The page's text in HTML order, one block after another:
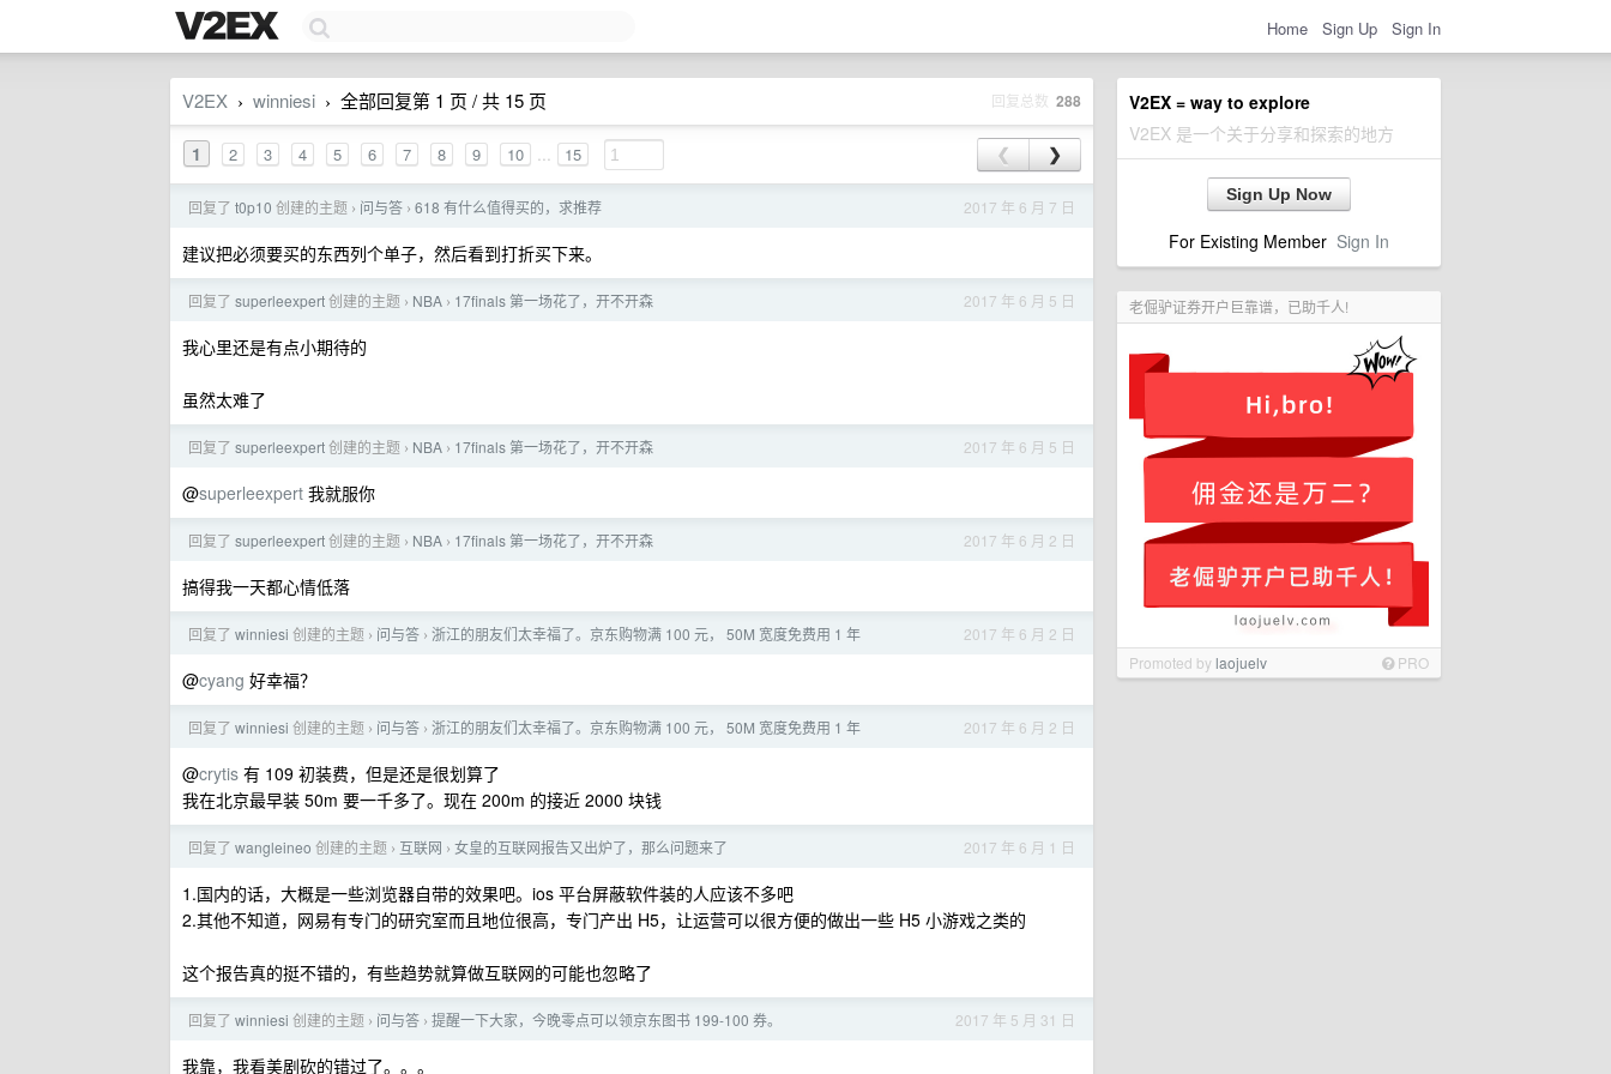
Home Sign Up Sign In
V2EX = way to explore
V2EX 是一个关于分享和探索的地方
Sign Up Now
For Existing Member Sign In
老倔驴证券开户巨靠谱，已助千人!
Promoted bylaojuelv PRO
V2EX › winniesi › 全部回复第 1 页 / 共 15 页 回复总数 288
1 2 3 4 5 6 7 8 9 10 ... 15 ❮ ❯
2017 年 6 月 7 日
回复了 t0p10 创建的主题 › 问与答 › 618 有什么值得买的，求推荐
建议把必须要买的东西列个单子，然后看到打折买下来。
2017 年 6 月 5 日
回复了 superleexpert创建的主题 › NBA › 17finals 第一场花了，开不开森
我心里还是有点小期待的
虽然太难了
2017 年 6 月 5 日
回复了 superleexpert创建的主题 › NBA › 17finals 第一场花了，开不开森
@superleexpert 我就服你
2017 年 6 月 2 日
回复了 superleexpert创建的主题 › NBA › 17finals 第一场花了，开不开森
搞得我一天都心情低落
2017 年 6 月 2 日
回复了 winniesi 创建的主题 › 问与答 › 浙江的朋友们太幸福了。京东购物满 100 元， 50M 宽度免费用 1 年
@cyang 好幸福？
2017 年 6 月 2 日
回复了 winniesi 创建的主题 › 问与答 › 浙江的朋友们太幸福了。京东购物满 100 元， 50M 宽度免费用 1 年
@crytis 有 109 初装费，但是还是很划算了
我在北京最早装 50m 要一千多了。现在 200m 的接近 2000 块钱
2017 年 6 月 1 日
回复了 wangleineo 创建的主题 › 互联网 › 女皇的互联网报告又出炉了，那么问题来了
1.国内的话，大概是一些浏览器自带的效果吧。ios 平台屏蔽软件装的人应该不多吧
2.其他不知道，网易有专门的研究室而且地位很高，专门产出 H5，让运营可以很方便的做出一些 H5 小游戏之类的
这个报告真的挺不错的，有些趋势就算做互联网的可能也忽略了
2017 年 5 月 31 日
回复了 winniesi 创建的主题 › 问与答 › 提醒一下大家，今晚零点可以领京东图书 199-100 券。
我靠，我看美剧砍的错过了。。。